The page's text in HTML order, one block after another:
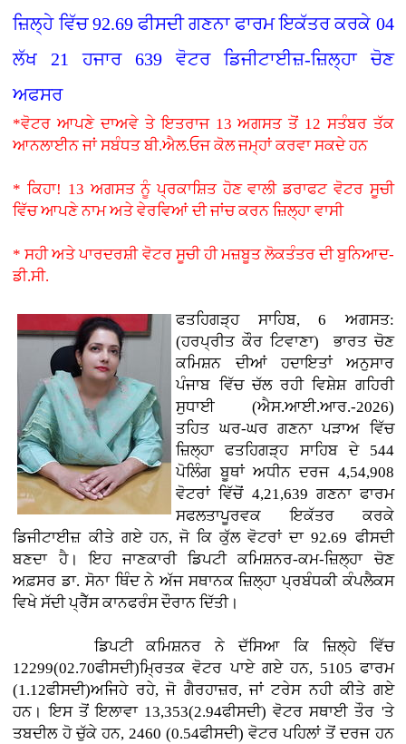
ਜ਼ਿਲ੍ਹੇ ਵਿੱਚ 92.69 ਫੀਸਦੀ ਗਣਨਾ ਫਾਰਮ ਇਕੱਤਰ ਕਰਕੇ 04
ਲੱਖ 21 ਹਜਾਰ 639 ਵੋਟਰ ਡਿਜੀਟਾਈਜ਼-ਜ਼ਿਲ੍ਹਾ ਚੋਣ
ਅਫਸਰ
*ਵੋਟਰ ਆਪਣੇ ਦਾਅਵੇ ਤੇ ਇਤਰਾਜ 13 ਅਗਸਤ ਤੋਂ 12 ਸਤੰਬਰ ਤੱਕ
ਆਨਲਾਈਨ ਜਾਂ ਸਬੰਧਤ ਬੀ.ਐਲ.ਓਜ ਕੋਲ ਜਮ੍ਹਾਂ ਕਰਵਾ ਸਕਦੇ ਹਨ
* ਕਿਹਾ! 13 ਅਗਸਤ ਨੂੰ ਪ੍ਰਕਾਸ਼ਿਤ ਹੋਣ ਵਾਲੀ ਡਰਾਫਟ ਵੋਟਰ ਸੂਚੀ
ਵਿੱਚ ਆਪਣੇ ਨਾਮ ਅਤੇ ਵੇਰਵਿਆਂ ਦੀ ਜਾਂਚ ਕਰਨ ਜ਼ਿਲ੍ਹਾ ਵਾਸੀ
* ਸਹੀ ਅਤੇ ਪਾਰਦਰਸ਼ੀ ਵੋਟਰ ਸੂਚੀ ਹੀ ਮਜ਼ਬੂਤ ਲੋਕਤੰਤਰ ਦੀ ਬੁਨਿਆਦ-
ਡੀ.ਸੀ.
ਫਤਹਿਗੜ੍ਹ ਸਾਹਿਬ, 6 ਅਗਸਤ:
(ਹਰਪ੍ਰੀਤ ਕੌਰ ਟਿਵਾਣਾ)
ਭਾਰਤ ਚੋਣ
ਕਮਿਸ਼ਨ ਦੀਆਂ ਹਦਾਇਤਾਂ ਅਨੁਸਾਰ
ਪੰਜਾਬ ਵਿੱਚ ਚੱਲ ਰਹੀ ਵਿਸ਼ੇਸ਼ ਗਹਿਰੀ
ਸੁਧਾਈ (ਐਸ.ਆਈ.ਆਰ.-2026)
ਤਹਿਤ ਘਰ-ਘਰ ਗਣਨਾ ਪੜਾਅ ਵਿੱਚ
ਜ਼ਿਲ੍ਹਾ ਫਤਹਿਗੜ੍ਹ ਸਾਹਿਬ ਦੇ 544
ਪੋਲਿੰਗ ਬੂਥਾਂ ਅਧੀਨ ਦਰਜ 4,54,908
ਵੋਟਰਾਂ ਵਿੱਚੋਂ 4,21,639 ਗਣਨਾ ਫਾਰਮ
ਸਫਲਤਾਪੂਰਵਕ ਇਕੱਤਰ ਕਰਕੇ
ਡਿਜੀਟਾਈਜ਼ ਕੀਤੇ ਗਏ ਹਨ, ਜੋ ਕਿ ਕੁੱਲ ਵੋਟਰਾਂ ਦਾ 92.69 ਫੀਸਦੀ
ਬਣਦਾ ਹੈ। ਇਹ ਜਾਣਕਾਰੀ ਡਿਪਟੀ ਕਮਿਸ਼ਨਰ-ਕਮ-ਜ਼ਿਲ੍ਹਾ ਚੋਣ
ਅਫ਼ਸਰ ਡਾ. ਸੋਨਾ ਥਿੰਦ ਨੇ ਅੱਜ ਸਥਾਨਕ ਜ਼ਿਲ੍ਹਾ ਪ੍ਰਬੰਧਕੀ ਕੰਪਲੈਕਸ
ਵਿਖੇ ਸੱਦੀ ਪ੍ਰੈੱਸ ਕਾਨਫਰੰਸ ਦੌਰਾਨ ਦਿੱਤੀ।
ਡਿਪਟੀ ਕਮਿਸ਼ਨਰ ਨੇ ਦੱਸਿਆ ਕਿ ਜ਼ਿਲ੍ਹੇ ਵਿੱਚ
12299(02.70ਫੀਸਦੀ)ਮ੍ਰਿਤਕ ਵੋਟਰ ਪਾਏ ਗਏ ਹਨ, 5105 ਫਾਰਮ
(1.12ਫੀਸਦੀ)ਅਜਿਹੇ ਰਹੇ, ਜੋ ਗੈਰਹਾਜ਼ਰ, ਜਾਂ ਟਰੇਸ ਨਹੀ ਕੀਤੇ ਗਏ
ਹਨ। ਇਸ ਤੋਂ ਇਲਾਵਾ 13,353(2.94ਫੀਸਦੀ) ਵੋਟਰ ਸਥਾਈ ਤੌਰ 'ਤੇ
ਤਬਦੀਲ ਹੋ ਚੁੱਕੇ ਹਨ, 2460 (0.54ਫੀਸਦੀ) ਵੋਟਰ ਪਹਿਲਾਂ ਤੋਂ ਦਰਜ ਹਨ